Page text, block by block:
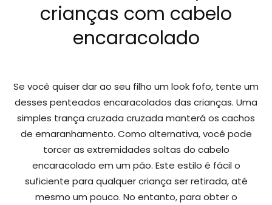
crianças com cabelo
encaracolado
Se você quiser dar ao seu filho um look fofo, tente um
desses penteados encaracolados das crianças. Uma
simples trança cruzada cruzada manterá os cachos
de emaranhamento. Como alternativa, você pode
torcer as extremidades soltas do cabelo
encaracolado em um pão. Este estilo é fácil o
suficiente para qualquer criança ser retirada, até
mesmo um pouco. No entanto, para obter o